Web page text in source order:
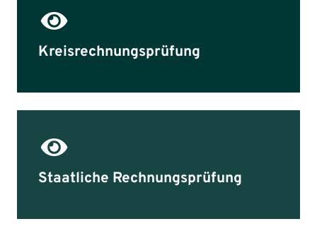
Kreisrechnungsprüfung
Staatliche Rechnungsprüfung